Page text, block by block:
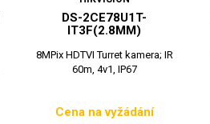
DS-2CE78U1T-
IT3F(2.8MM)
8MPix HDTVI Turret kamera; IR
60m, 4v1, IP67
Cena
Cena na vyžádání